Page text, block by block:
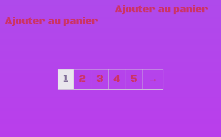
Ajouter au panier
Ajouter au panier
1 2 3 4 5 →